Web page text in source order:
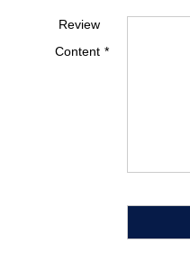
Review
Content